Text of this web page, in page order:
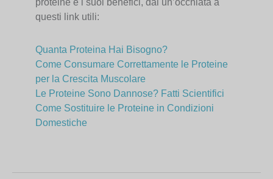
proteine e i suoi benefici, dai un’occhiata a
questi link utili:
Quanta Proteina Hai Bisogno?
Come Consumare Correttamente le Proteine
per la Crescita Muscolare
Le Proteine Sono Dannose? Fatti Scientifici
Come Sostituire le Proteine in Condizioni
Domestiche